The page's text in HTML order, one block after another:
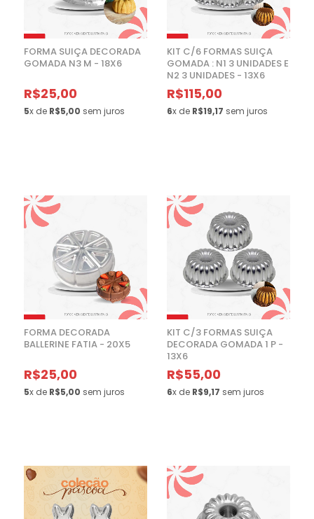
FORMA SUIÇA DECORADA
GOMADA N3 M - 18X6
R$25,00
5x de R$5,00 sem juros
KIT C/6 FORMAS SUIÇA
GOMADA : N1 3 UNIDADES E
N2 3 UNIDADES - 13X6
R$115,00
6x de R$19,17 sem juros
FORMA DECORADA
BALLERINE FATIA - 20X5
R$25,00
5x de R$5,00 sem juros
KIT C/3 FORMAS SUIÇA
DECORADA GOMADA 1 P -
13X6
R$55,00
6x de R$9,17 sem juros